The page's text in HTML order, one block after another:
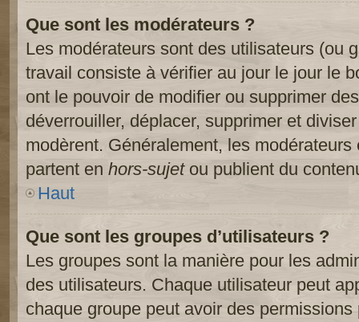
Que sont les modérateurs ?
Les modérateurs sont des utilisateurs (ou
travail consiste à vérifier au jour le jour le
ont le pouvoir de modifier ou supprimer
déverrouiller, déplacer, supprimer et
modèrent. Généralement, les
partent en hors-sujetou publient du
Haut
Que sont les groupes d’utilisateurs ?
Les groupes sont la manière pour les
des utilisateurs. Chaque utilisateur peut
chaque groupe peut avoir des